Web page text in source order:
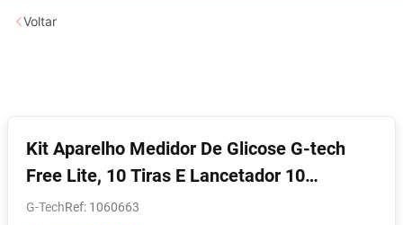
Kit Aparelho Medidor De Glicose G-tech
Free Lite, 10 Tiras E Lancetador 10
Unidades
G-Tech : 1060663
Voltar
7º Desodorante
8 Absorvente
9º Lavitan